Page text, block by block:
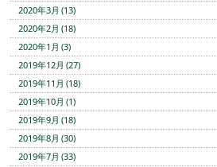
2020年3月 (13)
2020年2月 (18)
2020年1月 (3)
2019年12月 (27)
2019年11月 (18)
2019年10月 (1)
2019年9月 (18)
2019年8月 (30)
2019年7月 (33)